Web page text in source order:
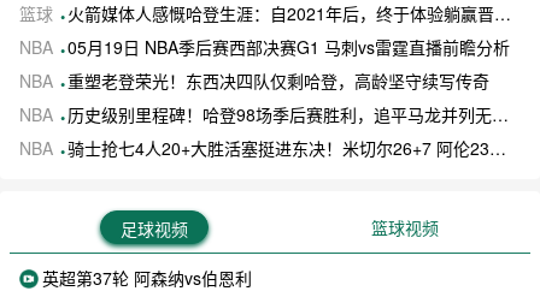
篮球
火箭媒体人感慨哈登生涯：自2021年后，终于体验躺赢晋级滋味
NBA 05月19日 NBA季后赛西部决赛G1 马刺vs雷霆直播前瞻分析
NBA 重塑老登荣光！东西决四队仅剩哈登，高龄坚守续写传奇
NBA
历史级别里程碑！哈登98场季后赛胜利，追平马龙并列无冠球员历史第一
NBA 骑士抢七4人20+大胜活塞挺进东决！米切尔26+7 阿伦23分 梅里尔23分 詹金斯17分
足球视频 篮球视频
英超第37轮 阿森纳vs伯恩利